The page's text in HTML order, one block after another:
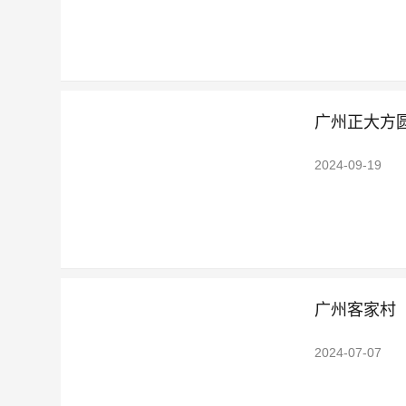
广州正大方
2024-09-19
广州客家村
2024-07-07